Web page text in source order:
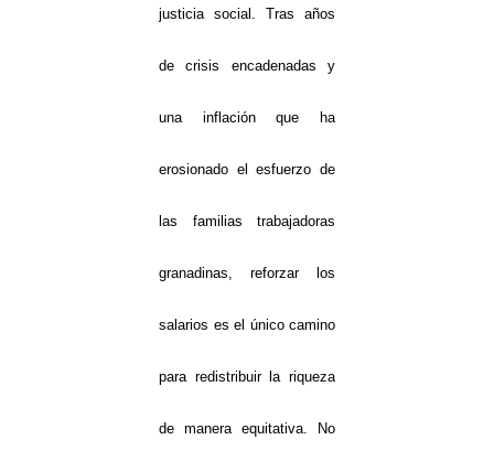
justicia social. Tras años
de crisis encadenadas y
una inflación que ha
erosionado el esfuerzo de
las familias trabajadoras
granadinas, reforzar los
salarios es el único camino
para redistribuir la riqueza
de manera equitativa. No